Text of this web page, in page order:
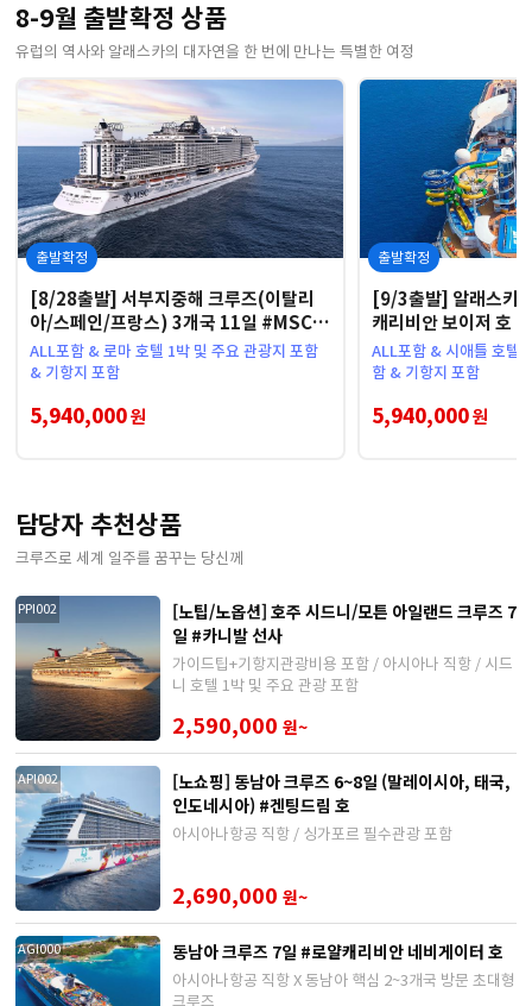
8-9월 출발확정 상품
유럽의 역사와 알래스카의 대자연을 한 번에 만나는 특별한 여정
출발확정
[8/28출발] 서부지중해 크루즈(이탈리
아/스페인/프랑스) 3개국 11일 #MSC
씨뷰 호 #내측객실
ALL포함 & 로마 호텔 1박 및 주요 관광지 포함
& 기항지 포함
5,940,000원
출발확정
[9/3출발] 알래스카
캐리비안 보이저 호
하 #내측객실
ALL포함 & 시애틀 호텔
함 & 기항지 포함
5,940,000원
담당자 추천상품
크루즈로 세계 일주를 꿈꾸는 당신께
PPI002
[노팁/노옵션] 호주 시드니/모튼 아일랜드 크루즈 7
일 #카니발 선사
가이드팁+기항지관광비용 포함 / 아시아나 직항 / 시드
니 호텔 1박 및 주요 관광 포함
2,590,000 원~
API002
[노쇼핑] 동남아 크루즈 6~8일 (말레이시아, 태국,
인도네시아) #겐팅드림 호
아시아나항공 직항 / 싱가포르 필수관광 포함
2,690,000 원~
AGI000 동남아 크루즈 7일 #로얄캐리비안 네비게이터 호
아시아나항공 직항 X 동남아 핵심 2~3개국 방문 초대형
크루즈